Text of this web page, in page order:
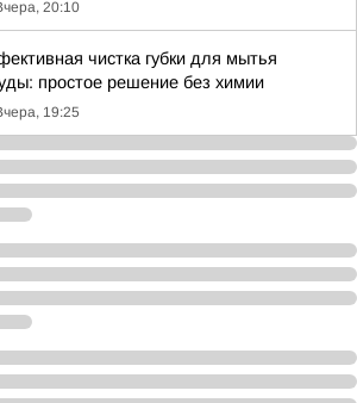
20:10
чистка губки для мытья
простое решение без химии
19:25